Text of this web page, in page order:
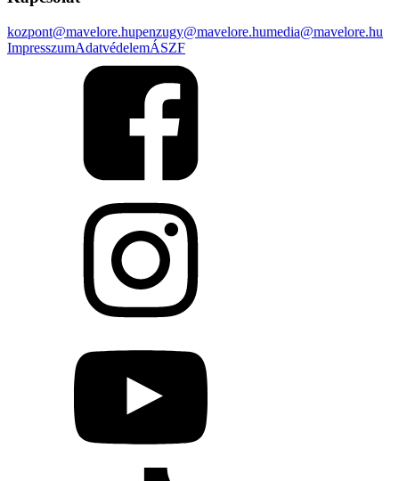
kozpont@mavelore.hupenzugy@mavelore.humedia@mavelore.hu
ImpresszumAdatvédelemÁSZF